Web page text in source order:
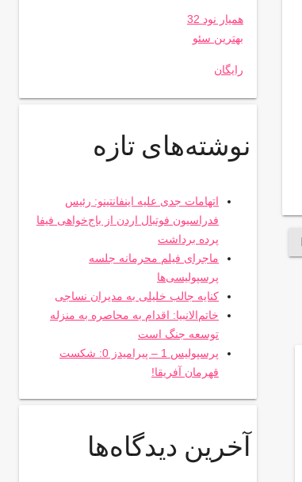
همیار نود 32
بهترین سئو
رایگان
نوشته‌های تازه
اتهامات جدی علیه اینفانتینو: رئیس
فدراسیون فوتبال اردن از باج‌خواهی فیفا
پرده برداشت
ماجرای فیلم محرمانه جلسه
پرسپولیسی‌ها
کنایه جالب خلیلی به مدیران نساجی
خاتم‌الانبیا: اقدام به محاصره به منزله
توسعه جنگ است
پرسپولیس 1 – پیرامیدز 0: شکست
قهرمان آفریقا!
آخرین دیدگاه‌ها